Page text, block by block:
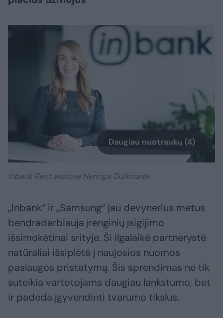
Daugiau nuotraukų (4)
Inbank Rent atstovė Neringa Dulkinaitė.
„Inbank“ ir „Samsung“ jau devynerius metus
bendradarbiauja įrenginių įsigijimo
išsimokėtinai srityje. Ši ilgalaikė partnerystė
natūraliai išsiplėtė į naujosios nuomos
paslaugos pristatymą. Šis sprendimas ne tik
suteikia vartotojams daugiau lankstumo, bet
ir padeda įgyvendinti tvarumo tikslus.